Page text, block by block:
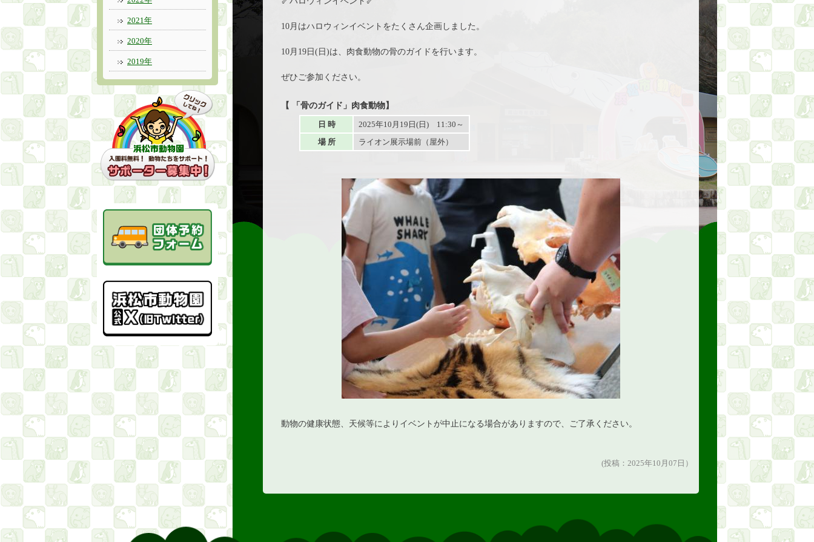
10月はハロウィンイベントをたくさん企画しました。
10月19日(日)は、肉食動物の骨のガイドを行います。
ぜひご参加ください。
【 「骨のガイド」肉食動物】
日 時
2025年10月19日(日) 11:30～
場 所
ライオン展示場前（屋外）
動物の健康状態、天候等によりイベントが中止になる場合がありますので、ご了承ください。
(投稿：2025年10月07日）
2021年
2020年
2019年